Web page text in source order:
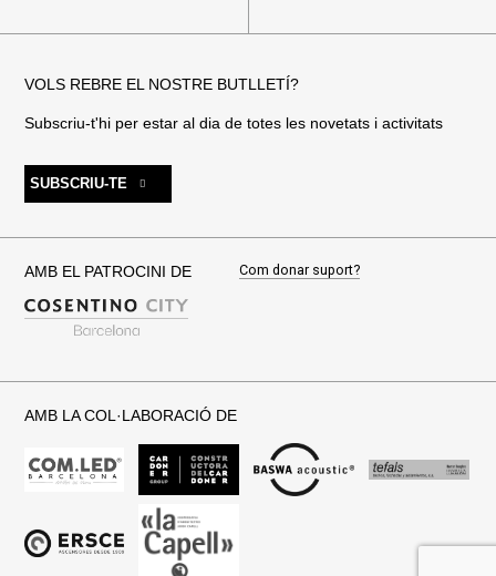
VOLS REBRE EL NOSTRE BUTLLETÍ?
Subscriu-t'hi per estar al dia de totes les novetats i activitats
SUBSCRIU-TE
AMB EL PATROCINI DE Com donar suport?
AMB LA COL·LABORACIÓ DE